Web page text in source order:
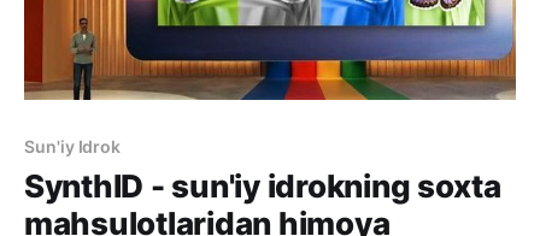
Sun'iy Idrok
SynthID - sun'iy idrokning soxta
mahsulotlaridan himoya